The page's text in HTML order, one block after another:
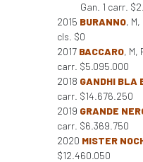
Gan. 1 carr.
2015 BURANNO,
cls. $0
2017 BACCARO, M,
carr. $5.095.000
2018 GANDHI BLA
carr. $14.676.250
2019 GRANDE
carr. $6.369.750
2020 MISTER
$12.460.050